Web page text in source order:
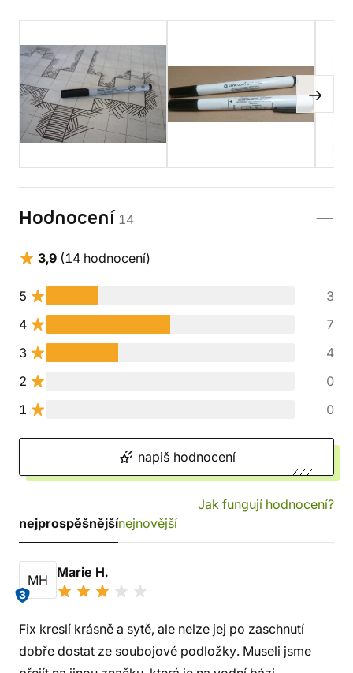
Hodnocení 14
3,9 (14 hodnocení)
5
3
4
7
3
4
2
0
1
0
napiš hodnocení
Jak fungují hodnocení?
nejprospěšnějšínejnovější
MH
3
Marie H.
Fix kreslí krásně a sytě, ale nelze jej po zaschnutí
dobře dostat ze soubojové podložky. Museli jsme